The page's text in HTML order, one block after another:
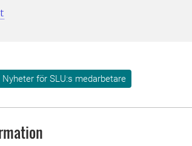
Nyheter för SLU:s medarbetare